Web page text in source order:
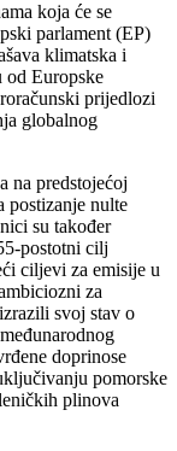
koja će se
parlament (EP)
klimatska i
od Europske
prijedlozi
globalnog
na predstojećoj
postizanje nulte
su također
postotni cilj
ciljevi za emisije u
za
svoj stav o
doprinose
pomorske
plinova